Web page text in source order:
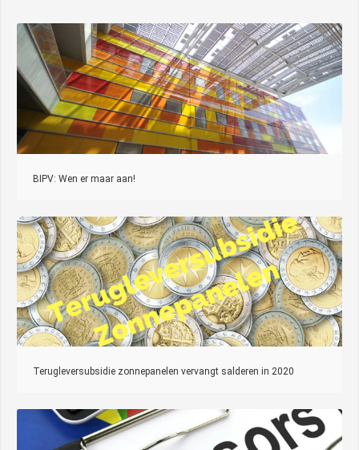
BIPV: Wen er maar aan!
Terugleversubsidie zonnepanelen vervangt salderen in 2020